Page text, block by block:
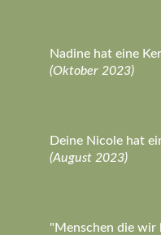
Nadine hat eine
(Oktober 2023)
Deine Nicole hat
(August 2023)
"Menschen die wir